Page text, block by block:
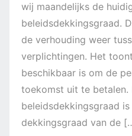
wij maandelijks de
beleidsdekkingsgraad.
de verhouding weer
verplichtingen. Het
beschikbaar is om de
toekomst uit te betalen.
beleidsdekkingsgraad
dekkingsgraad van de